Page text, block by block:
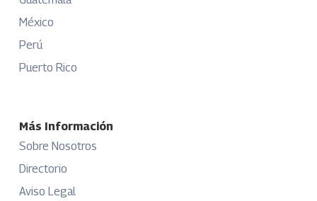
México
Perú
Puerto Rico
Más Información
Sobre Nosotros
Directorio
Aviso Legal